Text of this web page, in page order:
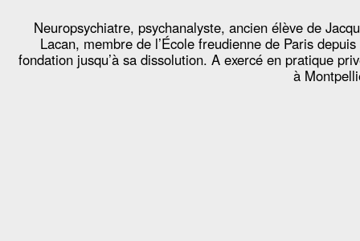
Neuropsychiatre, psychanalyste, ancien élève de
Lacan, membre de l’École freudienne de Paris depuis
fondation jusqu’à sa dissolution. A exercé en pratique
à